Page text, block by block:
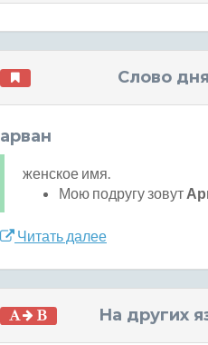
Слово дня
арван
женское имя.
Мою подругу зовут
Читать далее
На других